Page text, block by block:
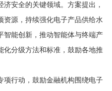
安全的关键领域。方案提出，
资源，持续强化电子产品供给水
智能创新，推动智能体与终端产
化分级方法和标准，鼓励各地推
项行动，鼓励金融机构围绕电子